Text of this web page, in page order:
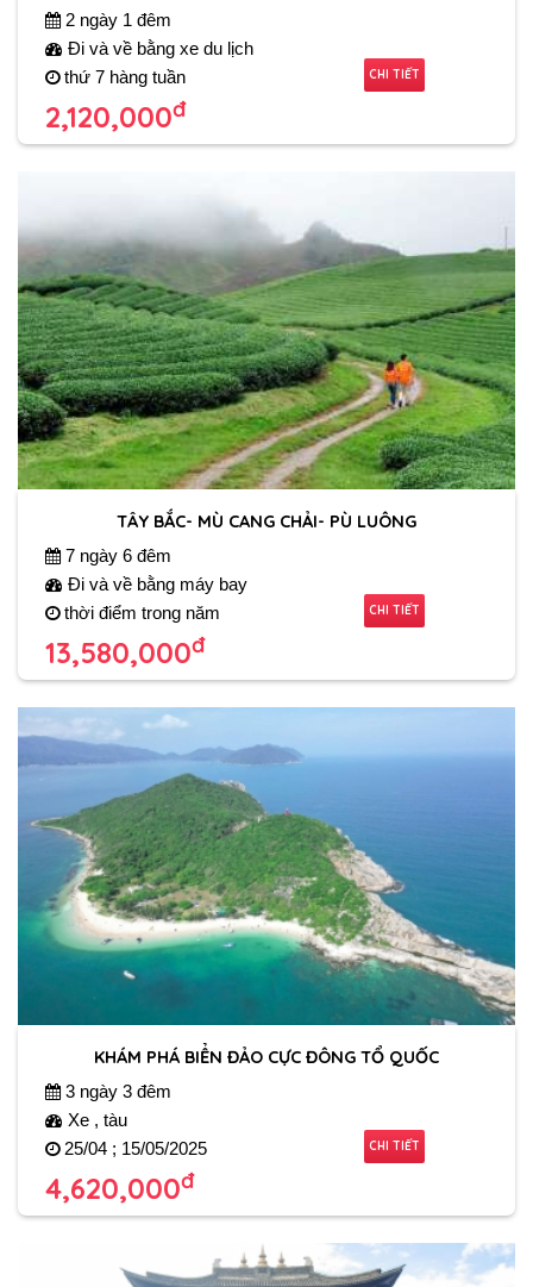
2 ngày 1 đêm
Đi và về bằng xe du lịch
thứ 7 hàng tuần
2,120,000đ
CHI TIẾT
TÂY BẮC- MÙ CANG CHẢI- PÙ LUÔNG
7 ngày 6 đêm
Đi và về bằng máy bay
thời điểm trong năm
13,580,000đ
CHI TIẾT
KHÁM PHÁ BIỂN ĐẢO CỰC ĐÔNG TỔ QUỐC
3 ngày 3 đêm
Xe , tàu
25/04 ; 15/05/2025
4,620,000đ
CHI TIẾT